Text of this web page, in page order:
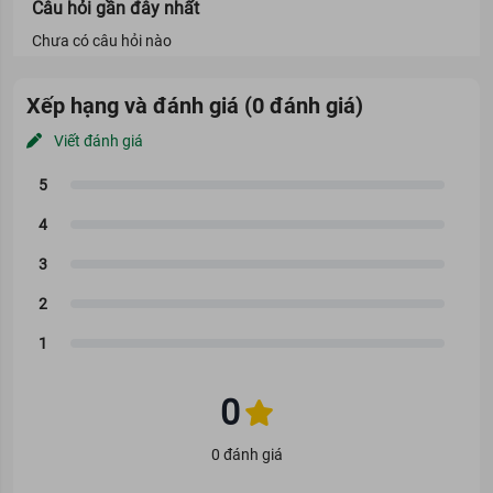
Bảo quản:
Tránh nơi có nhiệt độ cao và ánh sáng mặt trời trực tiếp.
Câu hỏi gần đây nhất
Chưa có câu hỏi nào
Xếp hạng và đánh giá (0 đánh giá)
Viết đánh giá
0
0 đánh giá